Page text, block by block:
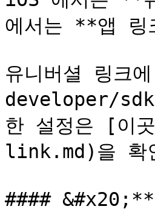
에서는 **앱
유니버셜 링크
developer/
한 설정은 [
link.md)을 확
####